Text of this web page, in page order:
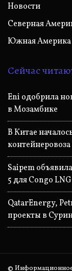
Новости
Северная
Южная Америка
Сейчас
Eni одобрила
в Мозамбике
В Китае
Saipem
5 для Congo LNG
QatarEnergy,
проекты в
©